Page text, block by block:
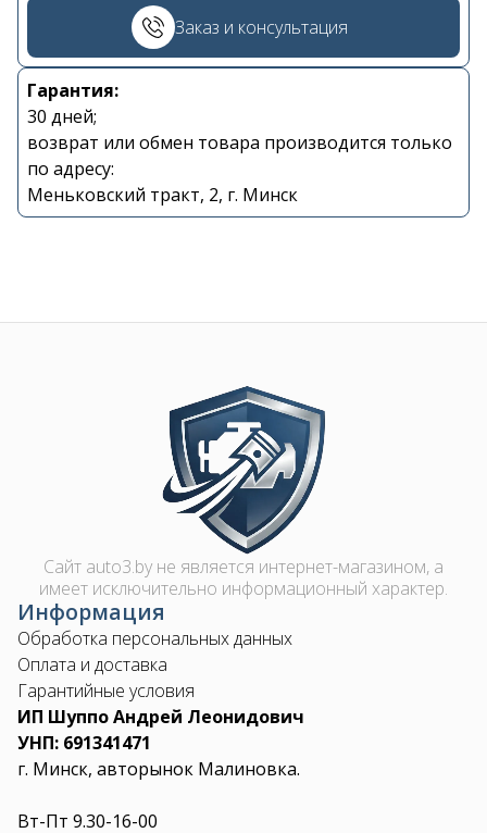
Заказ и консультация
Гарантия:
30 дней;
возврат или обмен товара производится только
по адресу:
Меньковский тракт, 2, г. Минск
Viber
shupik21@bk.ru
Image
Сайт auto3.by не является интернет-магазином, а
имеет исключительно информационный характер.
Информация
Обработка персональных данных
Оплата и доставка
Гарантийные условия
ИП Шуппо Андрей Леонидович
УНП: 691341471
г. Минск, авторынок Малиновка.
Вт-Пт 9.30-16-00